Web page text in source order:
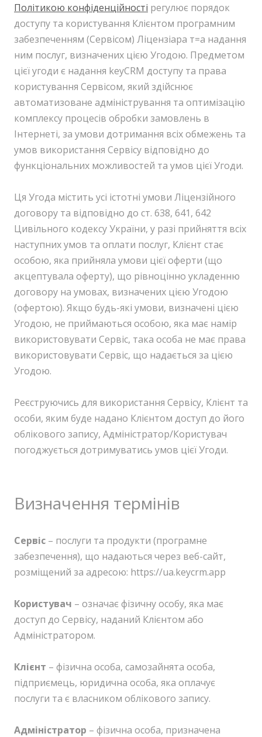
Політикою конфіденційності регулює порядок
доступу та користування Клієнтом програмним
забезпеченням (Сервісом) Ліцензіара т=а надання
ним послуг, визначених цією Угодою. Предметом
цієї угоди є надання keyCRM доступу та права
користування Сервісом, який здійснює
автоматизоване адміністрування та оптимізацію
комплексу процесів обробки замовлень в
Інтернеті, за умови дотримання всіх обмежень та
умов використання Сервісу відповідно до
функціональних можливостей та умов цієї Угоди.
Ця Угода містить усі істотні умови Ліцензійного
договору та відповідно до ст. 638, 641, 642
Цивільного кодексу України, у разі прийняття всіх
наступних умов та оплати послуг, Клієнт стає
особою, яка прийняла умови цієї оферти (що
акцептувала оферту), що рівноцінно укладенню
договору на умовах, визначених цією Угодою
(офертою). Якщо будь-які умови, визначені цією
Угодою, не приймаються особою, яка має намір
використовувати Сервіс, така особа не має права
використовувати Сервіс, що надається за цією
Угодою.
Реєструючись для використання Сервісу, Клієнт та
особи, яким буде надано Клієнтом доступ до його
облікового запису, Адміністратор/Користувач
погоджується дотримуватись умов цієї Угоди.
Визначення термінів
Сервіс – послуги та продукти (програмне
забезпечення), що надаються через веб-сайт,
розміщений за адресою: https://ua.keycrm.app
Користувач – означає фізичну особу, яка має
доступ до Сервісу, наданий Клієнтом або
Адміністратором.
Клієнт – фізична особа, самозайнята особа,
підприємець, юридична особа, яка оплачує
послуги та є власником облікового запису.
Адміністратор – фізична особа, призначена